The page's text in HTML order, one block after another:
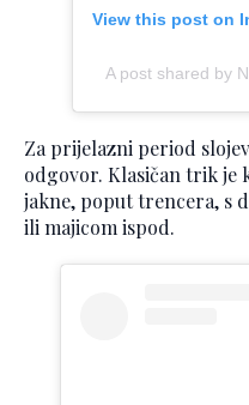
View this post on
A post shared by
Za prijelazni period
odgovor. Klasičan trik je
jakne, poput trencera, s
ili majicom ispod.